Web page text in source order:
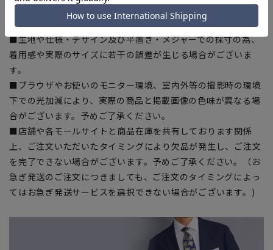
います。仕上がりサイズの詳細はサイズスペックをご確認くだ
さい。
■生地や仕様・デザイン及び平置き・メジャーでの採寸の為、
着用感や実際のサイズに若干の誤差が生じる場合がございま
す。
■ブラウザやお使いのモニター環境、室内外等の撮影時の環境
下での光加減により、実際の商品と掲載画像の色味が異なる場
合がございます。予めご了承ください。
■店舗や各モールサイトと商品在庫を共有しております関係
上、ご注文いただいたタイミングにより欠品が発生し、ご注文
を完了できない場合がございます。予めご了承ください。（お
急ぎ発送のご注文につきましても、ご注文のタイミングによっ
てはお急ぎ発送サービスを選択できない場合がございます。)